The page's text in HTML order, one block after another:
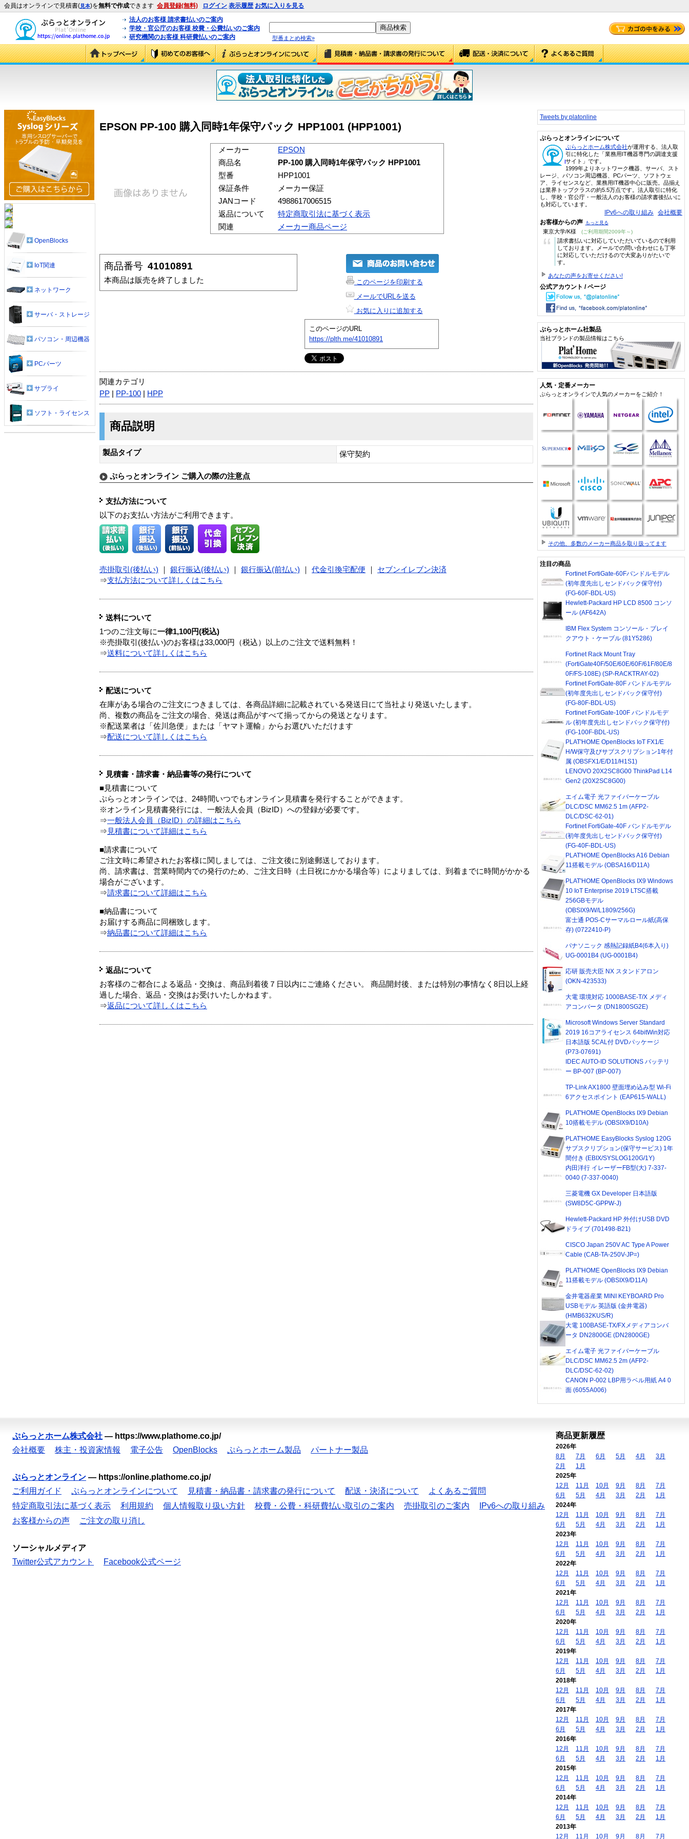
会員はオンラインで見積書(見本)を無料で作成できます 会員登録(無料) ログイン 表示履歴 お気に入りを見る
法人のお客様 請求書払いのご案内
学校・官公庁のお客様 校費・公費払いのご案内
研究機関のお客様 科研費払いのご案内
型番まとめ検索»
EPSON PP-100 購入同時1年保守パック HPP1001 (HPP1001)
メーカー
EPSON
商品名
PP-100 購入同時1年保守パック HPP1001
型番
HPP1001
保証条件
メーカー保証
JANコード
4988617006515
返品について
特定商取引法に基づく表示
関連
メーカー商品ページ
商品番号 41010891
本商品は販売を終了しました
このページを印刷する
メールでURLを送る
お気に入りに追加する
このページのURL
https://plth.me/41010891
関連カテゴリ
PP
PP-100 HPP
商品説明
製品タイプ 保守契約
ぷらっとオンライン ご購入の際の注意点
支払方法について
以下のお支払い方法がご利用できます。
売掛取引(後払い) 銀行振込(後払い) 銀行振込(前払い) 代金引換宅配便
セブンイレブン決済
⇒支払方法について詳しくはこちら
送料について
1つのご注文毎に一律1,100円(税込)
※売掛取引(後払い)のお客様は33,000円（税込）以上のご注文で送料無料！
⇒送料について詳しくはこちら
配送について
在庫がある場合のご注文につきましては、各商品詳細に記載されている発送日にて当社より発送いたします。
尚、複数の商品をご注文の場合、発送は商品がすべて揃ってからの発送となります。
※配送業者は「佐川急便」または「ヤマト運輸」からお選びいただけます
⇒配送について詳しくはこちら
見積書・請求書・納品書等の発行について
■見積書について
ぷらっとオンラインでは、24時間いつでもオンライン見積書を発行することができます。
※オンライン見積書発行には、一般法人会員（BizID）への登録が必要です。
⇒一般法人会員（BizID）の詳細はこちら
⇒ 見積書について詳細はこちら
■請求書について
ご注文時に希望されたお客様に関しましては、ご注文後に別途郵送しております。
尚、請求書は、営業時間内での発行のため、ご注文日時（土日祝にかかる場合等）によりましては、到着までに時間がかかる
場合がございます。
⇒請求書について詳細はこちら
■納品書について
お届けする商品に同梱致します。
⇒納品書について詳細はこちら
返品について
お客様のご都合による返品・交換は、商品到着後７日以内にご連絡ください。 商品開封後、または特別の事情なく8日以上経
過した場合、返品・交換はお受けいたしかねます。
⇒返品について詳しくはこちら
OpenBlocks
IoT関連
ネットワーク
サーバ・ストレージ
パソコン・周辺機器
PCパーツ
サプライ
ソフト・ライセンス
Tweets by platonline
ぷらっとオンラインについて
ぷらっとホーム株式会社が運用する、法人取
引に特化した「業務用IT機器専門の調達支援
サイト」です。
1999年よりネットワーク機器、サーバ、スト
レージ、パソコン周辺機器、PCパーツ、ソフトウェ
ア、ライセンスなど、業務用IT機器中心に販売。品揃え
は業界トップクラスの約5.5万点です。法人取引に特化
し、学校・官公庁・一般法人のお客様の請求書後払いに
も対応しています。
IPv6への取り組み 会社概要
お客様からの声 もっと見る
東京大学/K様 (ご利用期間2009年～)
“
請求書払いに対応していただいているので利用
しております。メールでの問い合わせにも丁寧
に対応していただけるので大変ありがたいで
す。
あなたの声をお寄せください!
公式アカウント / ページ
ぷらっとホーム社製品
当社ブランドの製品情報はこちら
人気・定番メーカー
ぷらっとオンラインで人気のメーカーをご紹介！
その他、多数のメーカー商品を取り扱ってます
注目の商品
Fortinet FortiGate-60Fバンドルモデル
(初年度先出しセンドバック保守付)
(FG-60F-BDL-US)
Hewlett-Packard HP LCD 8500 コンソ
ール (AF642A)
IBM Flex System コンソール・ブレイ
クアウト・ケーブル (81Y5286)
Fortinet Rack Mount Tray
(FortiGate40F/50E/60E/60F/61F/80E/8
0F/FS-108E) (SP-RACKTRAY-02)
Fortinet FortiGate-80F バンドルモデル
(初年度先出しセンドバック保守付)
(FG-80F-BDL-US)
Fortinet FortiGate-100F バンドルモデ
ル (初年度先出しセンドバック保守付)
(FG-100F-BDL-US)
PLAT'HOME OpenBlocks IoT FX1/E
H/W保守及びサブスクリプション1年付
属 (OBSFX1/E/D11/H1S1)
LENOVO 20X2SC8G00 ThinkPad L14
Gen2 (20X2SC8G00)
エイム電子 光ファイバーケーブル
DLC/DSC MM62.5 1m (AFP2-
DLC/DSC-62-01)
Fortinet FortiGate-40F バンドルモデル
(初年度先出しセンドバック保守付)
(FG-40F-BDL-US)
PLAT'HOME OpenBlocks A16 Debian
11搭載モデル (OBSA16/D11A)
PLAT'HOME OpenBlocks IX9 Windows
10 IoT Enterprise 2019 LTSC搭載
256GBモデル
(OBSIX9/W/L1809/256G)
富士通 POS-Cサーマルロール紙(高保
存) (0722410-P)
パナソニック 感熱記録紙B4(6本入り)
UG-0001B4 (UG-0001B4)
応研 販売大臣 NX スタンドアロン
(OKN-423533)
大電 環境対応 1000BASE-T/X メディ
アコンバータ (DN1800SG2E)
Microsoft Windows Server Standard
2019 16コアライセンス 64bitWin対応
日本語版 5CAL付 DVDパッケージ
(P73-07691)
IDEC AUTO-ID SOLUTIONS バッテリ
ー BP-007 (BP-007)
TP-Link AX1800 壁面埋め込み型 Wi-Fi
6アクセスポイント (EAP615-WALL)
PLAT'HOME OpenBlocks IX9 Debian
10搭載モデル (OBSIX9/D10A)
PLAT'HOME EasyBlocks Syslog 120G
サブスクリプション(保守サービス) 1年
間付き (EBIX/SYSLOG120G/1Y)
内田洋行 イレーザーFB型(大) 7-337-
0040 (7-337-0040)
三菱電機 GX Developer 日本語版
(SW8D5C-GPPW-J)
Hewlett-Packard HP 外付けUSB DVD
ドライブ (701498-B21)
CISCO Japan 250V AC Type A Power
Cable (CAB-TA-250V-JP=)
PLAT'HOME OpenBlocks IX9 Debian
11搭載モデル (OBSIX9/D11A)
金井電器産業 MINI KEYBOARD Pro
USBモデル 英語版 (金井電器)
(HMB632KUS/R)
大電 100BASE-TX/FXメディアコンバ
ータ DN2800GE (DN2800GE)
エイム電子 光ファイバーケーブル
DLC/DSC MM62.5 2m (AFP2-
DLC/DSC-62-02)
CANON P-002 LBP用ラベル用紙 A4 0
面 (6055A006)
ぷらっとホーム株式会社 — https://www.plathome.co.jp/
会社概要
株主・投資家情報 電子公告 OpenBlocks ぷらっとホーム製品 パートナー製品
ぷらっとオンライン — https://online.plathome.co.jp/
ご利用ガイド
ぷらっとオンラインについて 見積書・納品書・請求書の発行について 配送・決済について
よくあるご質問
特定商取引法に基づく表示
利用規約 個人情報取り扱い方針 校費・公費・科研費払い取引のご案内 売掛取引のご案内
IPv6への取り組み
お客様からの声
ご注文の取り消し
ソーシャルメディア
Twitter公式アカウント
Facebook公式ページ
商品更新履歴
2026年
8月
7月 6月 5月 4月
3月
2月
1月
2025年
12月
11月 10月 9月 8月
7月
6月
5月 4月 3月 2月
1月
2024年
12月
11月 10月 9月 8月
7月
6月
5月 4月 3月 2月
1月
2023年
12月
11月 10月 9月 8月
7月
6月
5月 4月 3月 2月
1月
2022年
12月
11月 10月 9月 8月
7月
6月
5月 4月 3月 2月
1月
2021年
12月
11月 10月 9月 8月
7月
6月
5月 4月 3月 2月
1月
2020年
12月
11月 10月 9月 8月
7月
6月
5月 4月 3月 2月
1月
2019年
12月
11月 10月 9月 8月
7月
6月
5月 4月 3月 2月
1月
2018年
12月
11月 10月 9月 8月
7月
6月
5月 4月 3月 2月
1月
2017年
12月
11月 10月 9月 8月
7月
6月
5月 4月 3月 2月
1月
2016年
12月
11月 10月 9月 8月
7月
6月
5月 4月 3月 2月
1月
2015年
12月
11月 10月 9月 8月
7月
6月
5月 4月 3月 2月
1月
2014年
12月
11月 10月 9月 8月
7月
6月
5月 4月 3月 2月
1月
2013年
12月
11月 10月 9月 8月 7月